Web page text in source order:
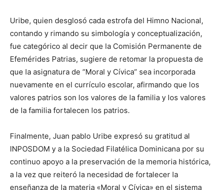
Uribe, quien desglosó cada estrofa del Himno Nacional,
contando y rimando su simbología y conceptualización,
fue categórico al decir que la Comisión Permanente de
Efemérides Patrias, sugiere de retomar la propuesta de
que la asignatura de “Moral y Cívica” sea incorporada
nuevamente en el currículo escolar, afirmando que los
valores patrios son los valores de la familia y los valores
de la familia fortalecen los patrios.
Finalmente, Juan pablo Uribe expresó su gratitud al
INPOSDOM y a la Sociedad Filatélica Dominicana por su
continuo apoyo a la preservación de la memoria histórica,
a la vez que reiteró la necesidad de fortalecer la
enseñanza de la materia «Moral y Cívica» en el sistema